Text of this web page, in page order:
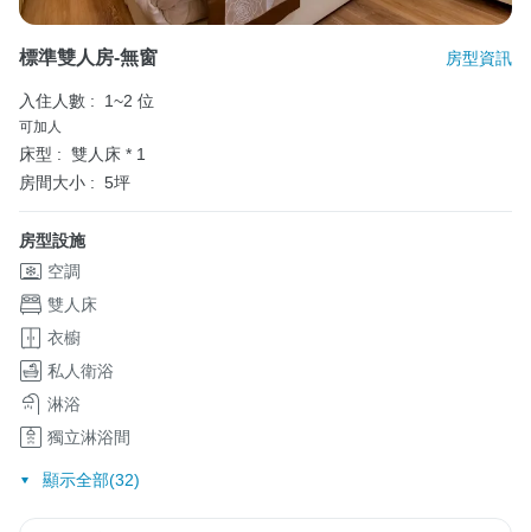
標準雙人房-無窗 房型資訊
入住人數 : 1~2 位
可加人
床型 : 雙人床 * 1
房間大小 : 5坪
房型設施
空調
雙人床
衣櫥
私人衛浴
淋浴
獨立淋浴間
顯示全部(32)